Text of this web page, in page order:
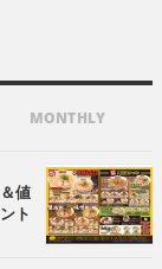
MONTHLY
値
ト